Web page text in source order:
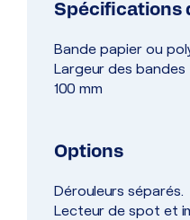
Spécifications
Bande papier ou
Largeur des
100 mm
Options
Dérouleurs séparés.
Lecteur de spot et